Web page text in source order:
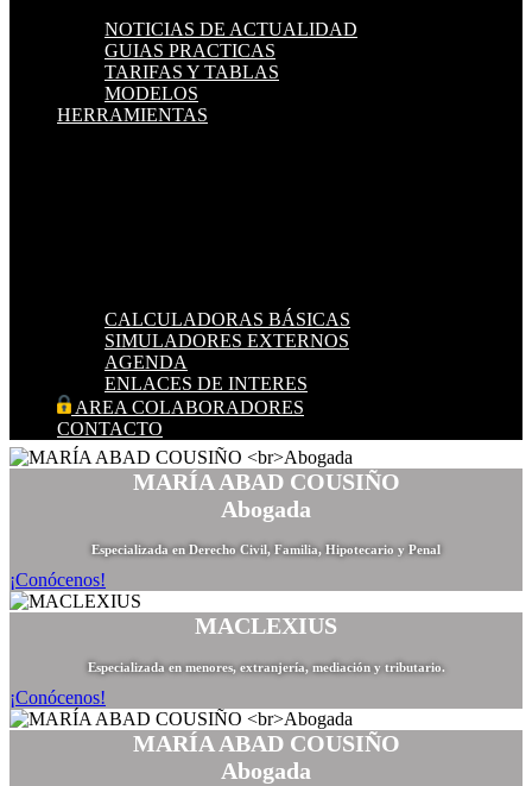
NOTICIAS DE ACTUALIDAD
GUIAS PRACTICAS
TARIFAS Y TABLAS
MODELOS
HERRAMIENTAS
CALCULADORAS BÁSICAS
SIMULADORES EXTERNOS
AGENDA
ENLACES DE INTERES
AREA COLABORADORES
CONTACTO
MARÍA ABAD COUSIÑO
Abogada
Especializada en Derecho Civil, Familia, Hipotecario y Penal
¡Conócenos!
MACLEXIUS
Especializada en menores, extranjería, mediación y tributario.
¡Conócenos!
MARÍA ABAD COUSIÑO
Abogada